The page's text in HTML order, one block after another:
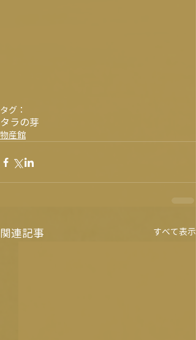
タグ：
タラの芽
物産館
関連記事 すべて表示